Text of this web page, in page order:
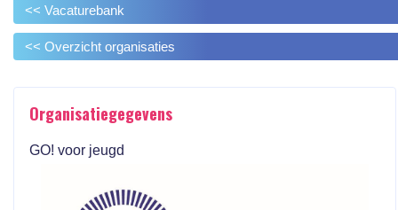
<< Vacaturebank
<< Overzicht organisaties
Organisatiegegevens
GO! voor jeugd